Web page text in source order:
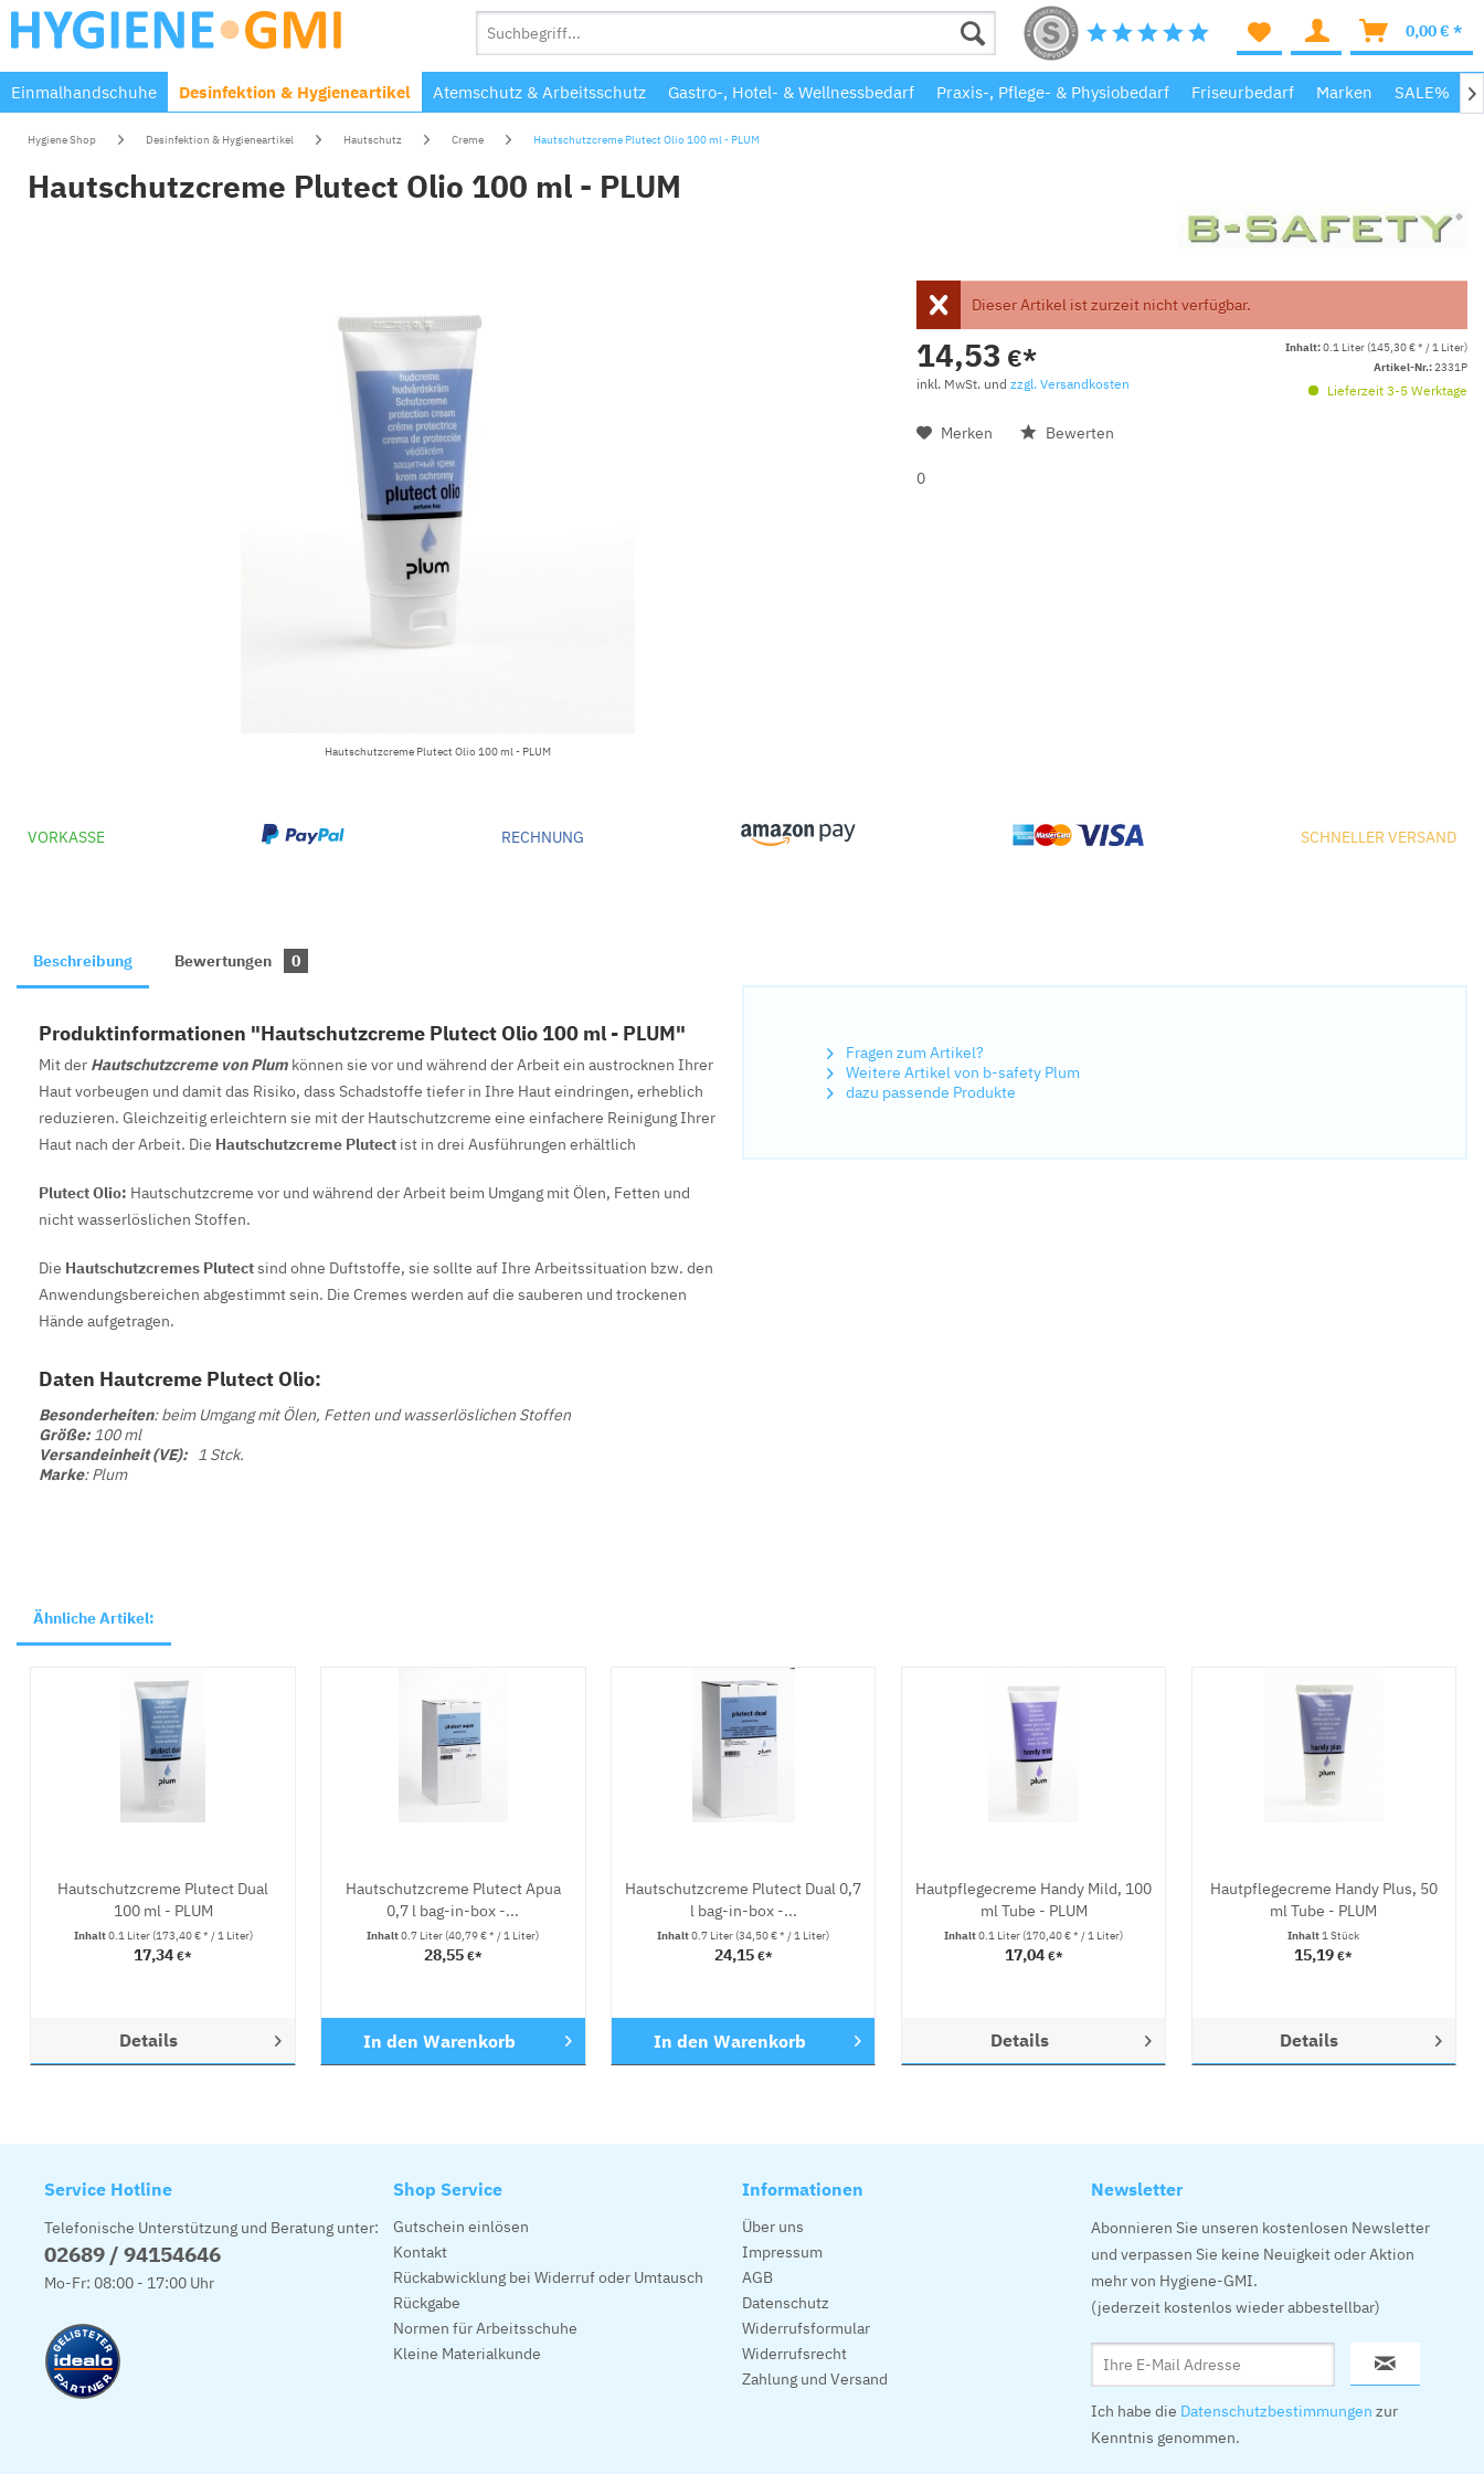
0,00 € *
Einmalhandschuhe Desinfektion & Hygieneartikel Atemschutz & Arbeitsschutz Gastro-, Hotel- & Wellnessbedarf Praxis-, Pflege- & Physiobedarf Friseurbedarf Marken SALE% 
Hygiene Shop Desinfektion & Hygieneartikel Hautschutz Creme Hautschutzcreme Plutect Olio 100 ml - PLUM
Hautschutzcreme Plutect Olio 100 ml - PLUM
Hautschutzcreme Plutect Olio 100 ml - PLUM
Dieser Artikel ist zurzeit nicht verfügbar.
14,53 €*
inkl. MwSt. und zzgl. Versandkosten
Inhalt:0.1 Liter (145,30 € * / 1 Liter)
Artikel-Nr.:2331P
Lieferzeit 3-5 Werktage
Merken Bewerten
0
VORKASSE RECHNUNG SCHNELLER VERSAND
Fragen zum Artikel?
Weitere Artikel von b-safety Plum
dazu passende Produkte
Beschreibung Bewertungen 0
Produktinformationen "Hautschutzcreme Plutect Olio 100 ml - PLUM"
Mit der Hautschutzcreme von Plum können sie vor und während der Arbeit ein austrocknen Ihrer
Haut vorbeugen und damit das Risiko, dass Schadstoffe tiefer in Ihre Haut eindringen, erheblich
reduzieren. Gleichzeitig erleichtern sie mit der Hautschutzcreme eine einfachere Reinigung Ihrer
Haut nach der Arbeit. Die Hautschutzcreme Plutect ist in drei Ausführungen erhältlich
Plutect Olio: Hautschutzcreme vor und während der Arbeit beim Umgang mit Ölen, Fetten und
nicht wasserlöslichen Stoffen.
Die Hautschutzcremes Plutectsind ohne Duftstoffe, sie sollte auf Ihre Arbeitssituation bzw. den
Anwendungsbereichen abgestimmt sein. Die Cremes werden auf die sauberen und trockenen
Hände aufgetragen.
Daten Hautcreme Plutect Olio:
Besonderheiten: beim Umgang mit Ölen, Fetten und wasserlöslichen Stoffen
Größe: 100 ml
Versandeinheit (VE): 1 Stck.
Marke: Plum
Ähnliche Artikel:
Hautschutzcreme Plutect Dual
100 ml - PLUM
Inhalt0.1 Liter(173,40 € * / 1 Liter)
17,34€*
Details
Hautschutzcreme Plutect Apua
0,7 l bag-in-box -...
Inhalt0.7 Liter(40,79 € * / 1 Liter)
28,55 €*
In den Warenkorb
Hautschutzcreme Plutect Dual 0,7
l bag-in-box -...
Inhalt0.7 Liter(34,50 € * / 1 Liter)
24,15 €*
In den Warenkorb
Hautpflegecreme Handy Mild, 100
ml Tube - PLUM
Inhalt0.1 Liter(170,40 € * / 1 Liter)
17,04 €*
Details
Hautpflegecreme Handy Plus, 50
ml Tube - PLUM
Inhalt1 Stück
15,19€*
Details
Service Hotline
Telefonische Unterstützung und Beratung unter:
02689 / 94154646
Mo-Fr: 08:00 - 17:00 Uhr
Shop Service
Gutschein einlösen
Kontakt
Rückabwicklung bei Widerruf oder Umtausch
Rückgabe
Normen für Arbeitsschuhe
Kleine Materialkunde
Informationen
Über uns
Impressum
AGB
Datenschutz
Widerrufsformular
Widerrufsrecht
Zahlung und Versand
Newsletter
Abonnieren Sie unseren kostenlosen Newsletter
und verpassen Sie keine Neuigkeit oder Aktion
mehr von Hygiene-GMI.
(jederzeit kostenlos wieder abbestellbar)
Ich habe die Datenschutzbestimmungen zur
Kenntnis genommen.